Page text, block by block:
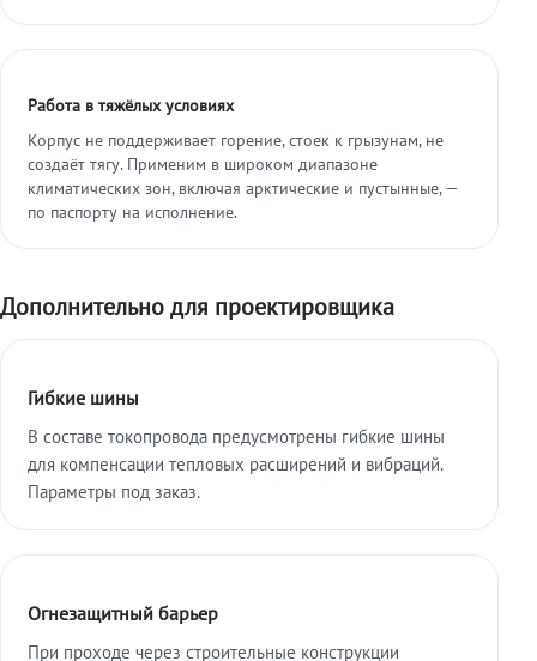
Работа в тяжёлых условиях
Корпус не поддерживает горение, стоек к грызунам, не
создаёт тягу. Применим в широком диапазоне
климатических зон, включая арктические и пустынные, —
по паспорту на исполнение.
Дополнительно для проектировщика
Гибкие шины
В составе токопровода предусмотрены гибкие шины
для компенсации тепловых расширений и вибраций.
Параметры под заказ.
Огнезащитный барьер
При проходе через строительные конструкции